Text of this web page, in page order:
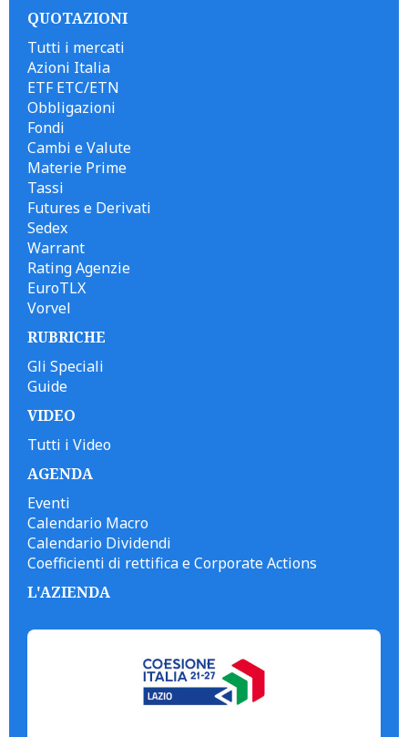
QUOTAZIONI
Tutti i mercati
Azioni Italia
ETF ETC/ETN
Obbligazioni
Fondi
Cambi e Valute
Materie Prime
Tassi
Futures e Derivati
Sedex
Warrant
Rating Agenzie
EuroTLX
Vorvel
RUBRICHE
Gli Speciali
Guide
VIDEO
Tutti i Video
AGENDA
Eventi
Calendario Macro
Calendario Dividendi
Coefficienti di rettifica e Corporate Actions
L'AZIENDA